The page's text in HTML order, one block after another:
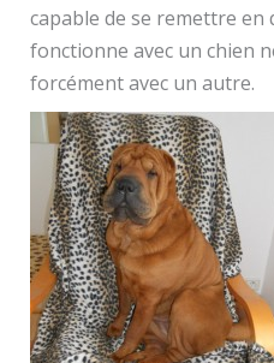
capable de se remettre en
fonctionne avec un chien
forcément avec un autre.